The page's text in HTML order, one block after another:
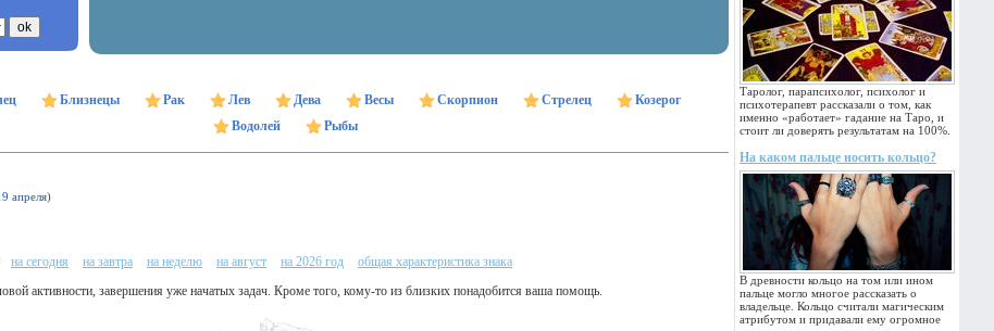
Таролог, парапсихолог, психолог и
психотерапевт рассказали о том, как
именно «работает» гадание на Таро, и
стоит ли доверять результатам на 100%.
На каком пальце носить кольцо?
В древности кольцо на том или ином
пальце могло многое рассказать о
владельце. Кольцо считали магическим
атрибутом и придавали ему огромное
Близнецы Рак Лев Дева Весы Скорпион Стрелец
Козерог
Водолей
Рыбы
апреля)
на сегодня на завтра на неделю на август на 2026 год
общая характеристика знака
активности, завершения уже начатых задач. Кроме того, кому-то из близких понадобится ваша помощь.